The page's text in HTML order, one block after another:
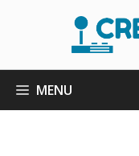
MENU